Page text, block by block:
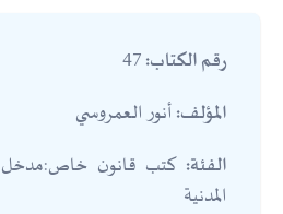
رقم الكتاب:
المؤلف:أنور العمروسي
الفئة: كتب قانون خاص:مدخل
المدنية